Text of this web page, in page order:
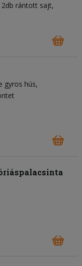
rántott sajt,
gyros hús